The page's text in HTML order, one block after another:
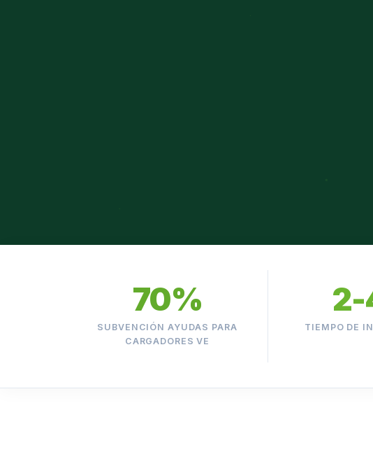
70%
SUBVENCIÓN AYUDAS PARA
CARGADORES VE
2-
TIEMPO DE